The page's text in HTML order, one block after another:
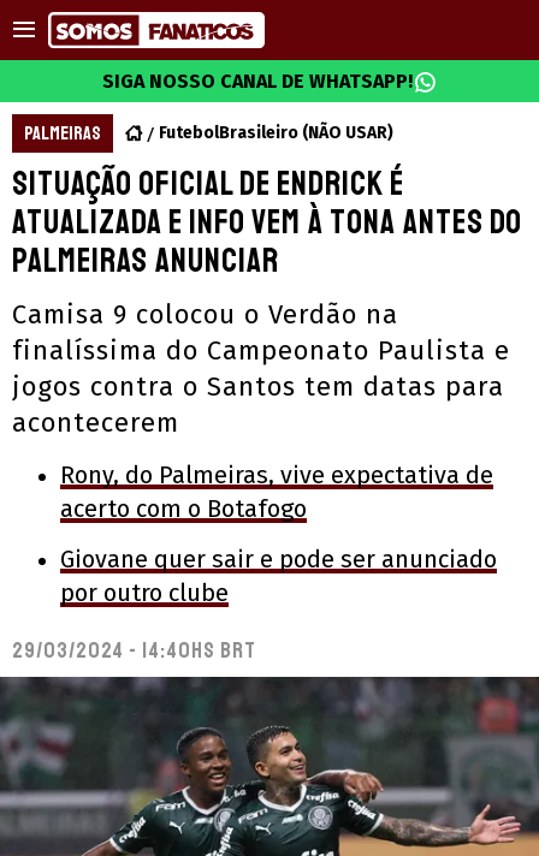
SIGA NOSSO CANAL DE WHATSAPP!
PALMEIRAS FutebolBrasileiro (NÃO USAR)
Situação oficial de Endrick é
atualizada e info vem à tona antes do
Palmeiras anunciar
Camisa 9 colocou o Verdão na
finalíssima do Campeonato Paulista e
jogos contra o Santos tem datas para
acontecerem
Rony, do Palmeiras, vive expectativa de
acerto com o Botafogo
Giovane quer sair e pode ser anunciado
por outro clube
29/03/2024 - 14:40hs BRT